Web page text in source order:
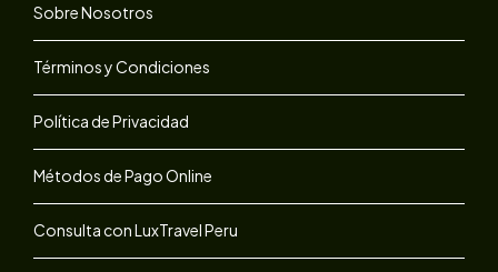
Sobre Nosotros
Términos y Condiciones
Política de Privacidad
Métodos de Pago Online
Consulta con LuxTravel Peru